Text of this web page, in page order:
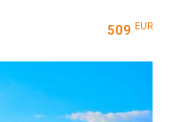
509 EUR